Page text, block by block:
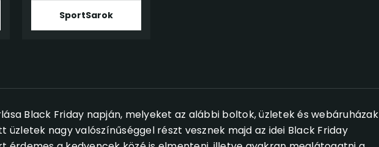
SportSarok
Black Friday napján, melyeket az alábbi boltok, üzletek és webáruházak
üzletek nagy valószínűséggel részt vesznek majd az idei Black Friday